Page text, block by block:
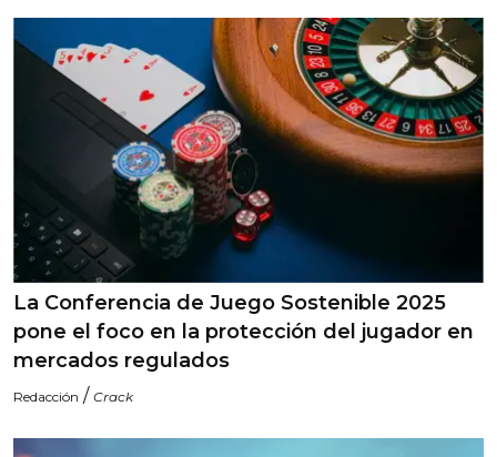
La Conferencia de Juego Sostenible 2025
pone el foco en la protección del jugador en
mercados regulados
Redacción / Crack